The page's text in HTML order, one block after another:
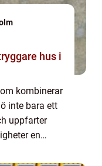
kombinerar
inte bara ett
uppfarter
en